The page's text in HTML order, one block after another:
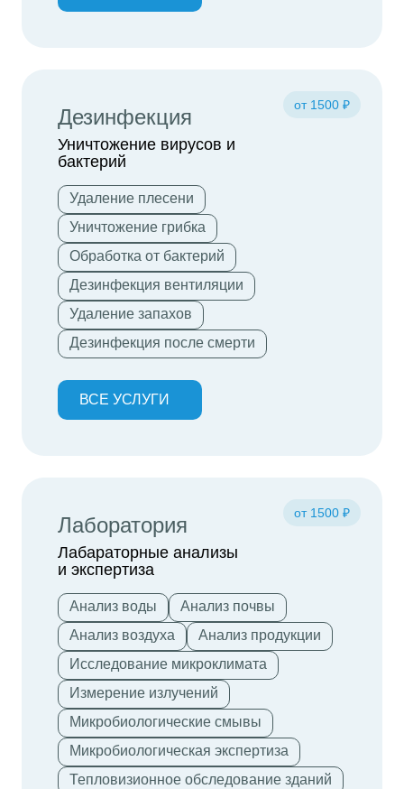
Дезинфекция
Уничтожение вирусов и
бактерий
от 1500 ₽
Удаление плесени
Уничтожение грибка
Обработка от бактерий
Дезинфекция вентиляции
Удаление запахов
Дезинфекция после смерти
ВСЕ УСЛУГИ
Лаборатория
Лабараторные анализы
и экспертиза
от 1500 ₽
Анализ воды
Анализ почвы
Анализ воздуха
Анализ продукции
Исследование микроклимата
Измерение излучений
Микробиологические смывы
Микробиологическая экспертиза
Тепловизионное обследование зданий